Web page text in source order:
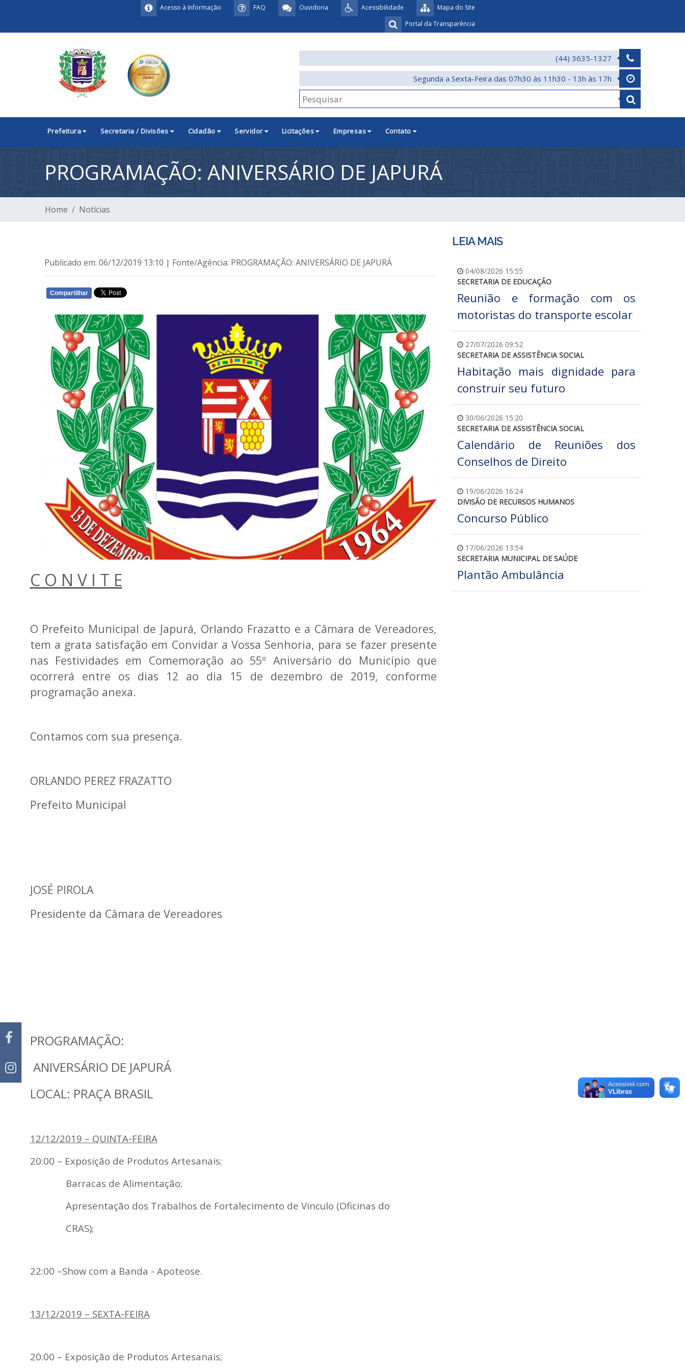
Mapa do Site
Acessibilidade
Ouvidoria
FAQ
Acesso à Informação
Portal da Transparência
(44) 3635-1327
Segunda a Sexta-Feira das 07h30 às 11h30 - 13h às 17h
Prefeitura Secretaria / Divisões Cidadão Servidor Licitações Empresas Contato
PROGRAMAÇÃO: ANIVERSÁRIO DE JAPURÁ
Home Notícias
Publicado em: 06/12/2019 13:10 | Fonte/Agência: PROGRAMAÇÃO: ANIVERSÁRIO DE JAPURÁ
Compartilhar
C O N V I T E
O Prefeito Municipal de Japurá, Orlando Frazatto e a Câmara de Vereadores,
tem a grata satisfação em Convidar a Vossa Senhoria, para se fazer presente
nas Festividades em Comemoração ao 55º Aniversário do Município que
ocorrerá entre os dias 12 ao dia 15 de dezembro de 2019, conforme
programação anexa.
Contamos com sua presença.
ORLANDO PEREZ FRAZATTO
Prefeito Municipal
JOSÉ PIROLA
Presidente da Câmara de Vereadores
PROGRAMAÇÃO:
ANIVERSÁRIO DE JAPURÁ
LOCAL: PRAÇA BRASIL
12/12/2019 – QUINTA-FEIRA
20:00 – Exposição de Produtos Artesanais;
Barracas de Alimentação;
Apresentação dos Trabalhos de Fortalecimento de Vinculo (Oficinas do
CRAS);
22:00 –Show com a Banda - Apoteose.
13/12/2019 – SEXTA-FEIRA
20:00 – Exposição de Produtos Artesanais;
LEIA MAIS
04/08/2026 15:55
SECRETARIA DE EDUCAÇÃO
Reunião e formação com os
motoristas do transporte escolar
27/07/2026 09:52
SECRETARIA DE ASSISTÊNCIA SOCIAL
Habitação mais dignidade para
construir seu futuro
30/06/2026 15:20
SECRETARIA DE ASSISTÊNCIA SOCIAL
Calendário de Reuniões dos
Conselhos de Direito
19/06/2026 16:24
DIVISÃO DE RECURSOS HUMANOS
Concurso Público
17/06/2026 13:54
SECRETARIA MUNICIPAL DE SAÚDE
Plantão Ambulância